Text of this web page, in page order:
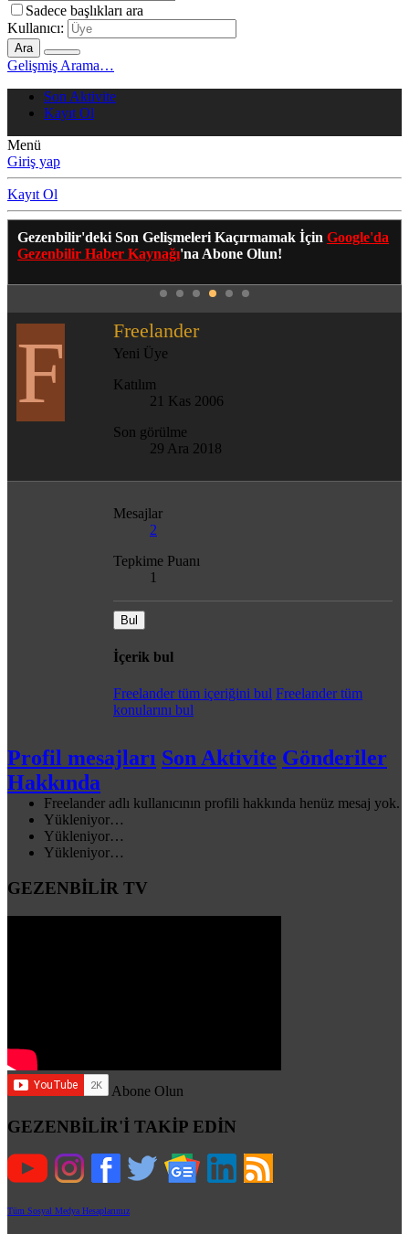
Sadece başlıkları ara
Kullanıcı:
Ara
Gelişmiş Arama…
Son Aktivite
Kayıt Ol
Menü
Giriş yap
Kayıt Ol
Gezenbilir'deki Son Gelişmeleri Kaçırmamak İçin Google'da
Gezenbilir Haber Kaynağı'na Abone Olun!
F Freelander
Yeni Üye
Katılım
21 Kas 2006
Son görülme
29 Ara 2018
Mesajlar
2
Tepkime Puanı
1
Bul
İçerik bul
Freelander tüm içeriğini bul Freelander tüm
konularını bul
Profil mesajları Son Aktivite Gönderiler
Hakkında
Freelander adlı kullanıcının profili hakkında henüz mesaj yok.
Yükleniyor…
Yükleniyor…
Yükleniyor…
GEZENBİLİR TV
Abone Olun
GEZENBİLİR'İ TAKİP EDİN
Tüm Sosyal Medya Hesaplarımız